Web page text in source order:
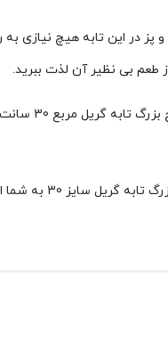
در این تابه هیچ نیازی به
طعم بی نظیر آن لذت ببرید.